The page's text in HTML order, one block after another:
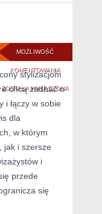
MOŻLIWOŚĆ
KOMENTOWANIAMODA
I
URODA
ZOSTAŁA WYŁĄCZONA
stylizacjom
chcą zadbać o
i łączy w sobie
dla
w którym
jak i szersze
i
przede
się